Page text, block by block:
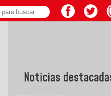
Noticias